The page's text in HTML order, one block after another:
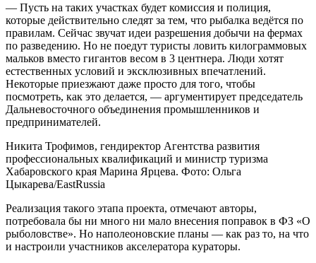
— Пусть на таких участках будет комиссия и полиция,
которые действительно следят за тем, что рыбалка ведётся по
правилам. Сейчас звучат идеи разрешения добычи на фермах
по разведению. Но не поедут туристы ловить килограммовых
мальков вместо гигантов весом в 3 центнера. Люди хотят
естественных условий и эксклюзивных впечатлений.
Некоторые приезжают даже просто для того, чтобы
посмотреть, как это делается, — аргументирует председатель
Дальневосточного объединения промышленников и
предпринимателей.
Никита Трофимов, гендиректор Агентства развития
профессиональных квалификаций и министр туризма
Хабаровского края Марина Ярцева. Фото: Ольга
Цыкарева/EastRussia
Реализация такого этапа проекта, отмечают авторы,
потребовала бы ни много ни мало внесения поправок в ФЗ «О
рыболовстве». Но наполеоновские планы — как раз то, на что
и настроили участников акселератора кураторы.